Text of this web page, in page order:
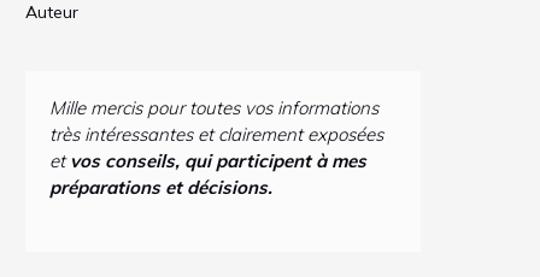
Auteur
Mille mercis pour toutes vos informations
très intéressantes et clairement exposées
et vos conseils, qui participent à mes
préparations et décisions.